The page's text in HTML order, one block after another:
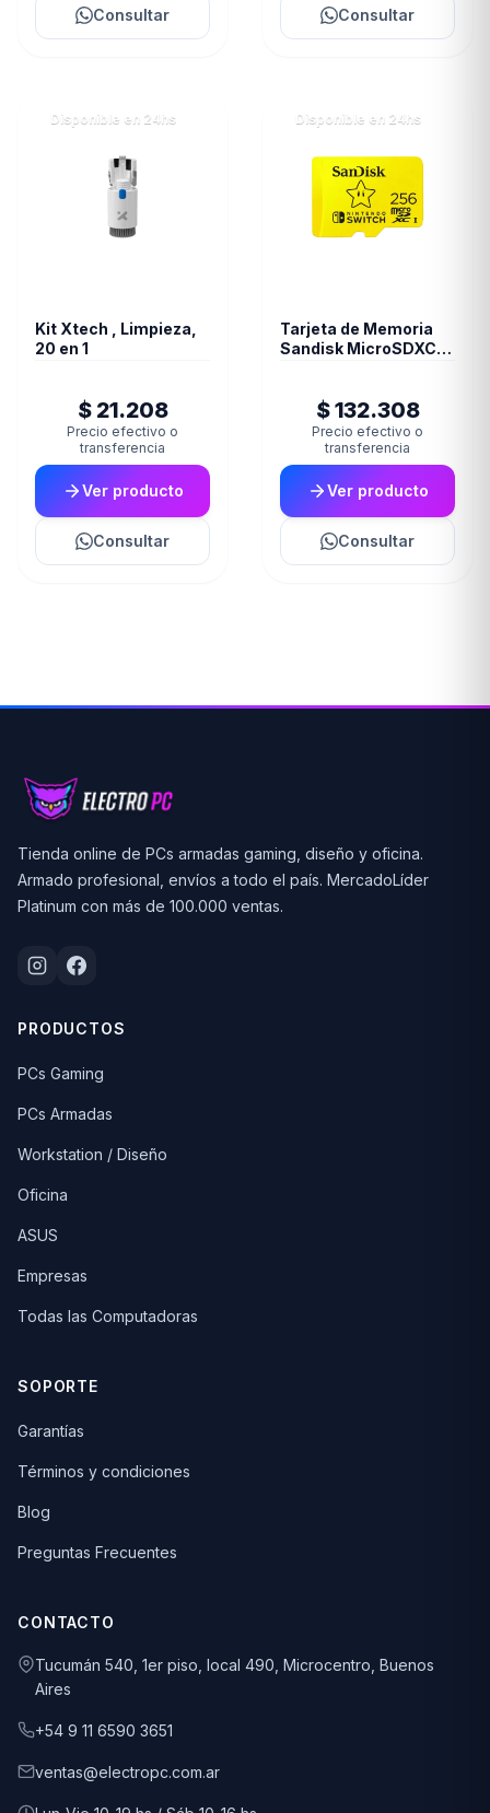
Consultar Consultar
Disponible en 24hs
Kit Xtech , Limpieza,
20 en 1
$ 21.208
Precio efectivo o
transferencia
Ver producto
Consultar
Disponible en 24hs
Tarjeta de Memoria
Sandisk MicroSDXC
Nintendo Switch
Mario Bros Edition
$ 132.308
Precio efectivo o
transferencia
Ver producto
Consultar
Tienda online de PCs armadas gaming, diseño y oficina.
Armado profesional, envíos a todo el país. MercadoLíder
Platinum con más de 100.000 ventas.
PRODUCTOS
PCs Gaming
PCs Armadas
Workstation / Diseño
Oficina
ASUS
Empresas
Todas las Computadoras
SOPORTE
Garantías
Términos y condiciones
Blog
Preguntas Frecuentes
CONTACTO
Tucumán 540, 1er piso, local 490, Microcentro, Buenos
Aires
+54 9 11 6590 3651
ventas@electropc.com.ar